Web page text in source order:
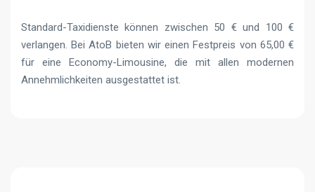
Standard-Taxidienste können zwischen 50 € und 100 €
verlangen. Bei AtoB bieten wir einen Festpreis von 65,00 €
für eine Economy-Limousine, die mit allen modernen
Annehmlichkeiten ausgestattet ist.